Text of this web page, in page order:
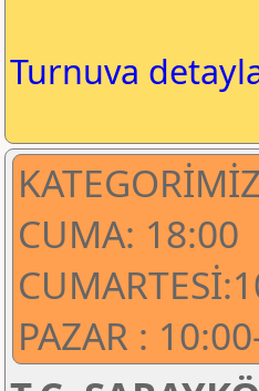
Turnuva
CUMA: 18:00
PAZAR :